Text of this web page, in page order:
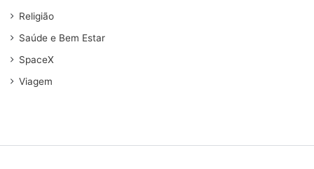
Religião
Saúde e Bem Estar
SpaceX
Viagem